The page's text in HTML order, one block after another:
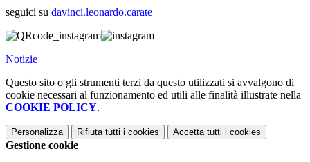
seguici su davinci.leonardo.carate
Notizie
Questo sito o gli strumenti terzi da questo utilizzati si avvalgono di
cookie necessari al funzionamento ed utili alle finalità illustrate nella
COOKIE POLICY.
Personalizza Rifiuta tutti i cookies Accetta tutti i cookies
Gestione cookie